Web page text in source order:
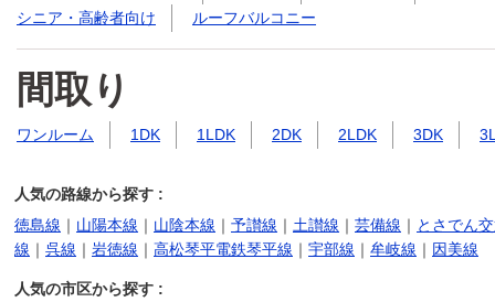
シニア・高齢者向け
ルーフバルコニー
間取り
ワンルーム 1DK 1LDK 2DK 2LDK 3DK
人気の路線から探す :
徳島線 ｜ 山陽本線 ｜ 山陰本線 ｜ 予讃線 ｜ 土讃線 ｜ 芸備線 ｜ とさでん
線 ｜ 呉線 ｜ 岩徳線 ｜ 高松琴平電鉄琴平線 ｜ 宇部線 ｜ 牟岐線 ｜ 因美線
人気の市区から探す :